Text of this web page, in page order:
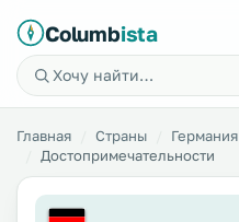
Columbista
Главная Страны Германия
Достопримечательности